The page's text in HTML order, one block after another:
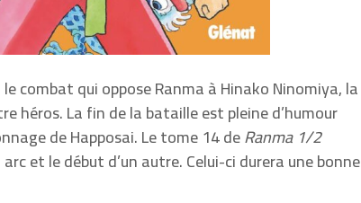
combat qui oppose Ranma à Hinako Ninomiya, la
héros. La fin de la bataille est pleine d’humour
de Happosai. Le tome 14 deRanma 1/2
et le début d’un autre. Celui-ci durera une bonne